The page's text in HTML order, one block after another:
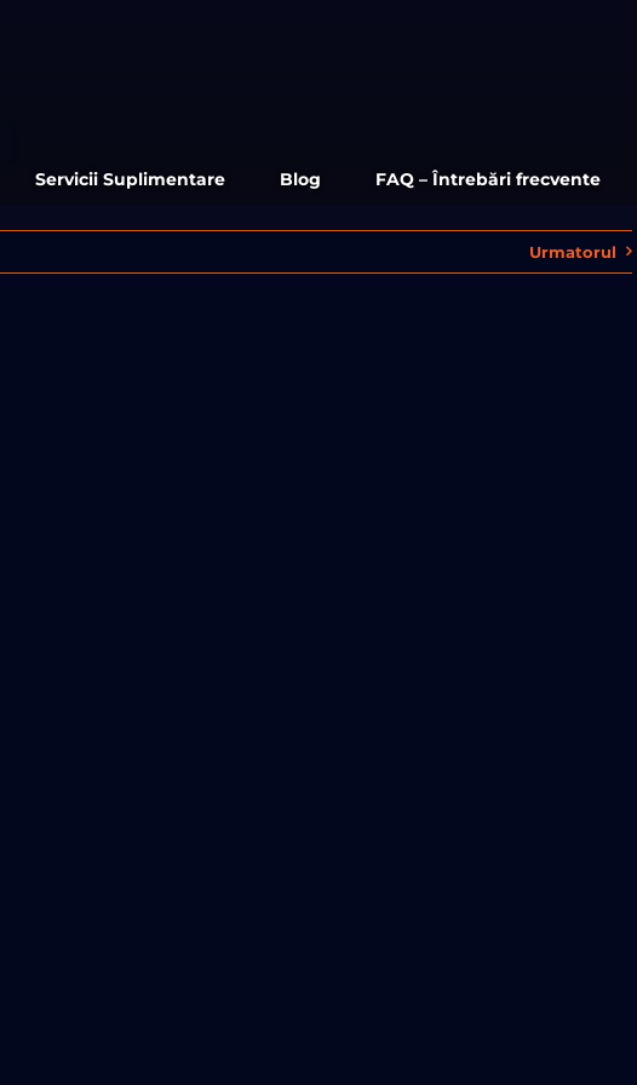
Servicii Suplimentare Blog FAQ – Întrebări frecvente
Urmatorul